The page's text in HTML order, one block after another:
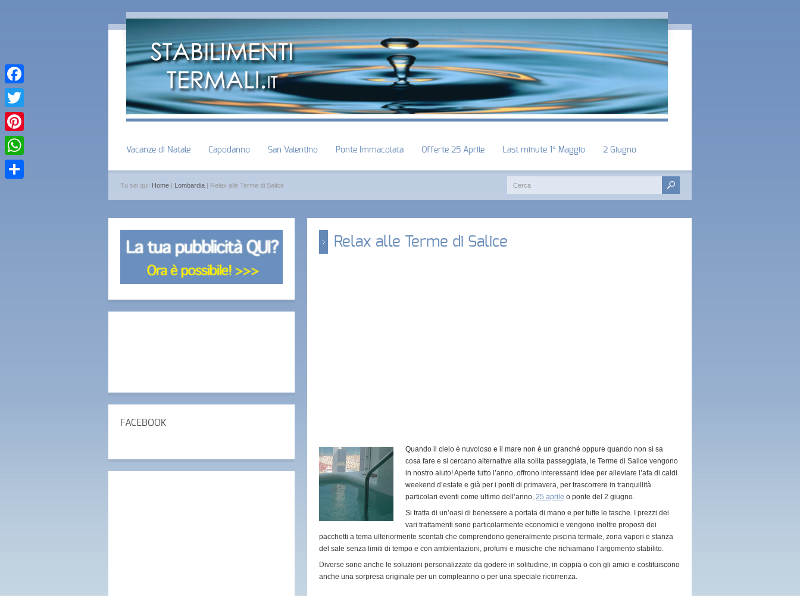
Vacanze di Natale Capodanno San Valentino Ponte Immacolata Offerte 25 Aprile Last minute 1° Maggio 2 Giugno
Tu sei qui: Home | Lombardia | Relax alle Terme di Salice
Relax alle Terme di Salice
Quando il cielo è nuvoloso e il mare non è un granché oppure quando non si sa
cosa fare e si cercano alternative alla solita passeggiata, le Terme di Salice vengono
in nostro aiuto! Aperte tutto l’anno, offrono interessanti idee per alleviare l’afa di caldi
weekend d’estate e già per i ponti di primavera, per trascorrere in tranquillità
particolari eventi come ultimo dell’anno, 25 aprile o ponte del 2 giugno.
Si tratta di un’oasi di benessere a portata di mano e per tutte le tasche. I prezzi dei
vari trattamenti sono particolarmente economici e vengono inoltre proposti dei
pacchetti a tema ulteriormente scontati che comprendono generalmente piscina termale, zona vapori e stanza
del sale senza limiti di tempo e con ambientazioni, profumi e musiche che richiamano l’argomento stabilito.
Diverse sono anche le soluzioni personalizzate da godere in solitudine, in coppia o con gli amici e costituiscono
anche una sorpresa originale per un compleanno o per una speciale ricorrenza.
FACEBOOK
Facebook
Twitter
Pinterest
WhatsApp